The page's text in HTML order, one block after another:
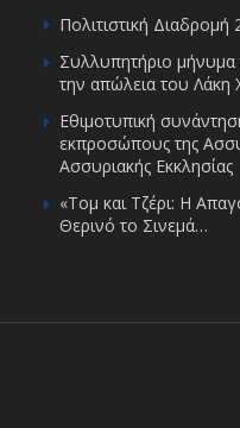
Πολιτιστική
Συλλυπητήριο
την απώλεια του Λάκη
Εθιμοτυπική
εκπροσώπους της
Ασσυριακής Εκκλησίας
«Τομ και Τζέρι: Η
Θερινό το Σινεμά…